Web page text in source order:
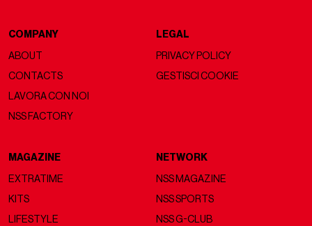
COMPANY
ABOUT
CONTACTS
LAVORA CON NOI
NSS FACTORY
LEGAL
PRIVACY POLICY
GESTISCI COOKIE
MAGAZINE
EXTRATIME
KITS
LIFESTYLE
NETWORK
NSS MAGAZINE
NSS SPORTS
NSS G-CLUB